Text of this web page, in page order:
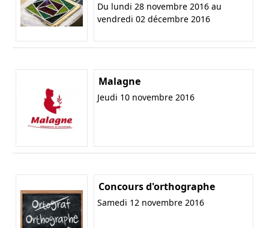
Du lundi 28 novembre 2016 au
vendredi 02 décembre 2016
Malagne
Jeudi 10 novembre 2016
Concours d'orthographe
Samedi 12 novembre 2016